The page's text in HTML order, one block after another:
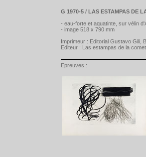
G 1970-5 / LAS ESTAMPAS DE
- eau-forte et aquatinte, sur vélin
- image 518 x 790 mm
Imprimeur : Editorial Gustavo Gili,
Editeur : Las estampas de la
Epreuves :